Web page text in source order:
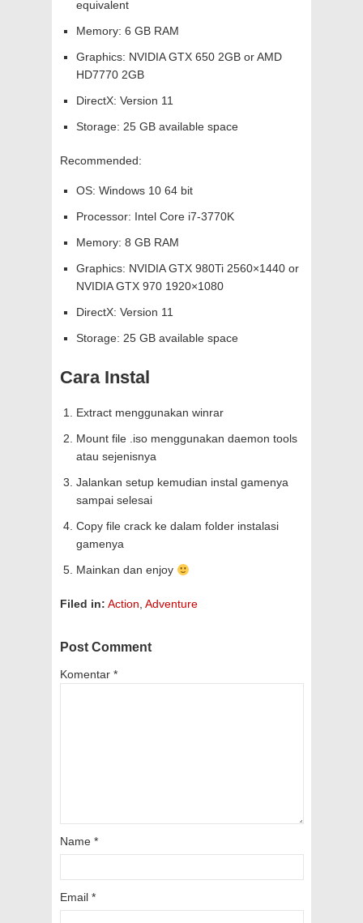
equivalent
Memory: 6 GB RAM
Graphics: NVIDIA GTX 650 2GB or AMD
HD7770 2GB
DirectX: Version 11
Storage: 25 GB available space
Recommended:
OS: Windows 10 64 bit
Processor: Intel Core i7-3770K
Memory: 8 GB RAM
Graphics: NVIDIA GTX 980Ti 2560×1440 or
NVIDIA GTX 970 1920×1080
DirectX: Version 11
Storage: 25 GB available space
Cara Instal
Extract menggunakan winrar
Mount file .iso menggunakan daemon tools
atau sejenisnya
Jalankan setup kemudian instal gamenya
sampai selesai
Copy file crack ke dalam folder instalasi
gamenya
Mainkan dan enjoy
Filed in: Action Adventure
Post Comment
Komentar *
Name *
Email *